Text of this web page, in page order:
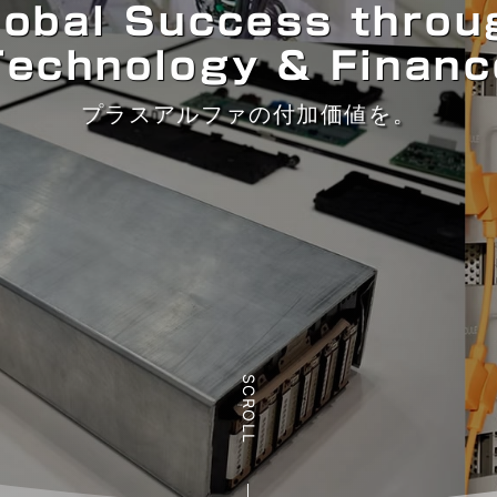
Success
&
プラスアルファの付加価値を。
SCROLL